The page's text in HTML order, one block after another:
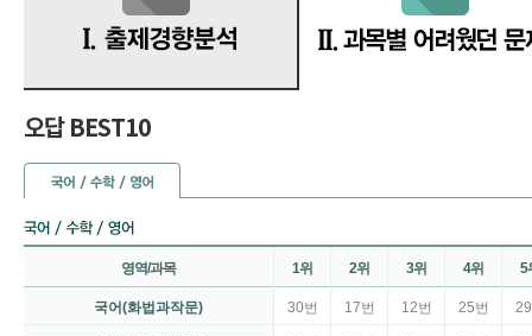
오답 BEST10
영역/과목 1위 2위 3위 4위 5
국어(화법과작문) 30번 17번 12번 25번